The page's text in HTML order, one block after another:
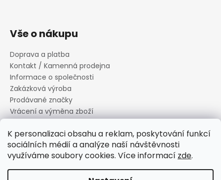
K personalizaci obsahu a reklam, poskytování funkcí
sociálních médií a analýze naší návštěvnosti
využíváme soubory cookies. Více informací zde.
Vše o nákupu
Doprava a platba
Kontakt / Kamenná prodejna
Informace o společnosti
Zakázková výroba
Prodávané značky
Vrácení a výměna zboží
Informace o souborech cookies
Reklamační řád
Obchodní podmínky